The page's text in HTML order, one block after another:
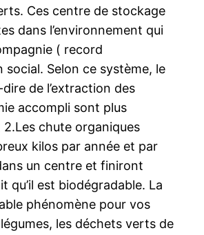
Ces centre de stockage
dans l’environnement qui
( record
Selon ce système, le
de l’extraction des
accompli sont plus
2.Les chute organiques
kilos par année et par
un centre et finiront
qu’il est biodégradable. La
phénomène pour vos
les déchets verts de